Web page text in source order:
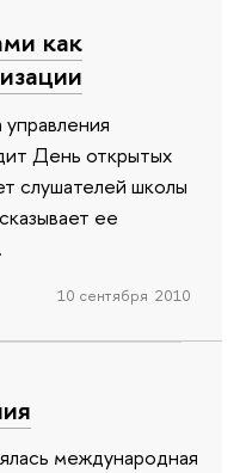
как
День открытых
слушателей школы
ее
10 сентября 2010
международная